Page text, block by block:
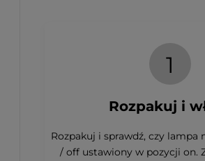
1
Rozpakuj i
Rozpakuj i sprawdź, czy lampa
/ off ustawiony w pozycji on.